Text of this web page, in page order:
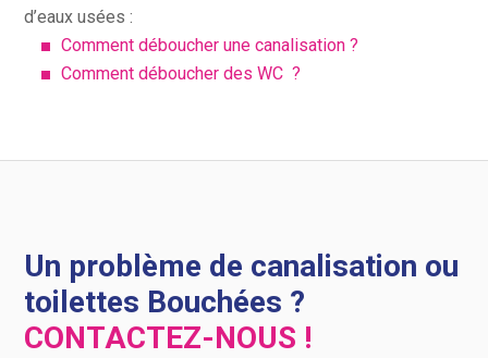
d’eaux usées :
Comment déboucher une canalisation ?
Comment déboucher des WC ?
Un problème de canalisation ou
toilettes Bouchées ?
CONTACTEZ-NOUS !